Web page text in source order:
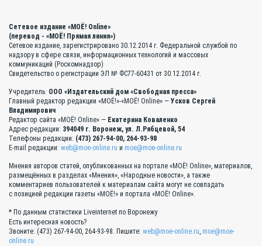
Сетевое издание «МОЁ! Online»
(перевод - «МОЁ! Прямая линия»)
Сетевое издание, зарегистрировано 30.12.2014 г. Федеральной службой по
надзору в сфере связи, информационных технологий и массовых
коммуникаций (Роскомнадзор)
Свидетельство о регистрации ЭЛ № ФС77-60431 от 30.12.2014 г.
Учредитель: ООО «Издательский дом «Свободная пресса»
Главный редактор редакции «МОЁ!»-«МОЁ! Online» — Усков Сергей
Владимирович
Редактор сайта «МОЁ! Online» — Екатерина Коваленко
Адрес редакции: 394049 г. Воронеж, ул. Л.Рябцевой, 54
Телефоны редакции: (473) 267-94-00, 264-93-98
E-mail редакции: web@moe-online.ru и moe@moe-online.ru
Мнения авторов статей, опубликованных на портале «МОЁ! Online», материалов,
размещённых в разделах «Мнения», «Народные новости», а также
комментариев пользователей к материалам сайта могут не совпадать
с позицией редакции газеты «МОЁ!» и портала «МОЁ! Online».
* По данным статистики Liveinternet по Воронежу
Есть интересная новость?
Звоните: (473) 267-94-00, 264-93-98. Пишите: web@moe-online.ru, moe@moe-
online.ru